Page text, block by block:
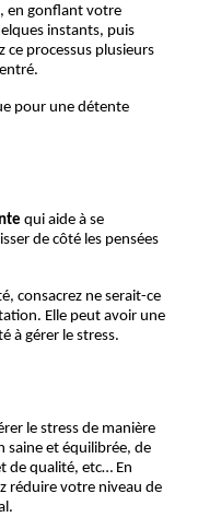
en gonflant votre
instants, puis
ce processus plusieurs
pour une détente
qui aide à se
de côté les pensées
consacrez ne serait-ce
Elle peut avoir une
à gérer le stress.
le stress de manière
saine et équilibrée, de
de qualité, etc… En
réduire votre niveau de